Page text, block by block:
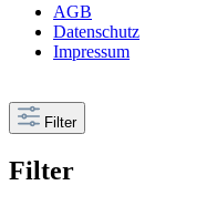
AGB
Datenschutz
Impressum
Filter
Filter